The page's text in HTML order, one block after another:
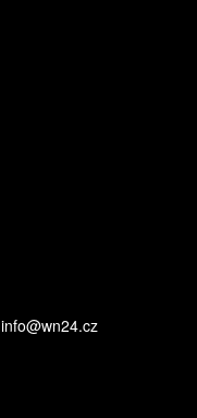
info@wn24.cz